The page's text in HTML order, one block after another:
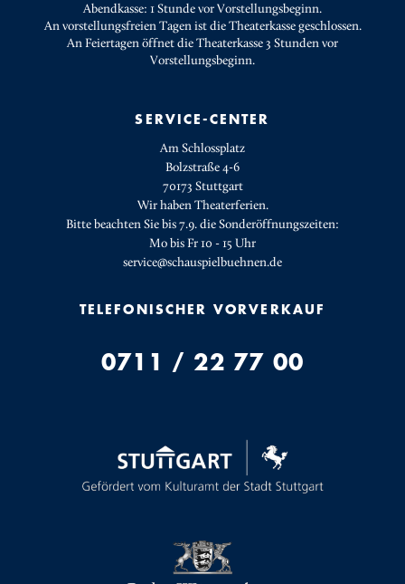
Abendkasse: 1 Stunde vor Vorstellungsbeginn.
An vorstellungsfreien Tagen ist die Theaterkasse geschlossen.
An Feiertagen öffnet die Theaterkasse 3 Stunden vor
Vorstellungsbeginn.
SERVICE-CENTER
Am Schlossplatz
Bolzstraße 4-6
70173 Stuttgart
Wir haben Theaterferien.
Bitte beachten Sie bis 7.9. die Sonderöffnungszeiten:
Mo bis Fr 10 - 15 Uhr
service@schauspielbuehnen.de
TELEFONISCHER VORVERKAUF
0711 / 22 77 00